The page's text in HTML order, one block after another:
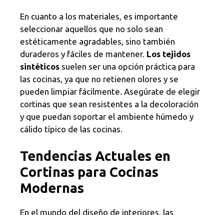
En cuanto a los materiales, es importante
seleccionar aquellos que no solo sean
estéticamente agradables, sino también
duraderos y fáciles de mantener. Los tejidos
sintéticos suelen ser una opción práctica para
las cocinas, ya que no retienen olores y se
pueden limpiar fácilmente. Asegúrate de elegir
cortinas que sean resistentes a la decoloración
y que puedan soportar el ambiente húmedo y
cálido típico de las cocinas.
Tendencias Actuales en
Cortinas para Cocinas
Modernas
En el mundo del diseño de interiores, las